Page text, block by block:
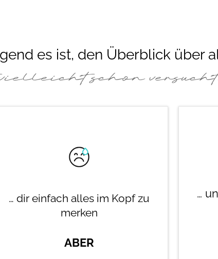
es ist, den Überblick über
schon
… dir einfach alles im Kopf zu
merken
ABER
…